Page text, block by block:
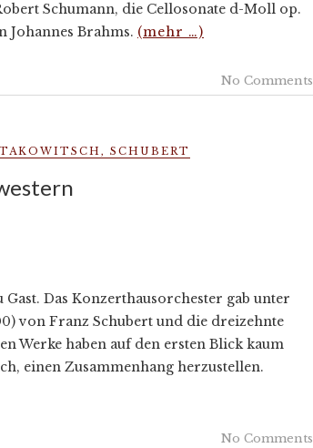
Schumann, die Cellosonate d-Moll op.
Johannes Brahms. (mehr …)
No Comments
, SCHUBERT
Das Konzerthausorchester gab unter
von Franz Schubert und die dreizehnte
Werke haben auf den ersten Blick kaum
einen Zusammenhang herzustellen.
No Comments